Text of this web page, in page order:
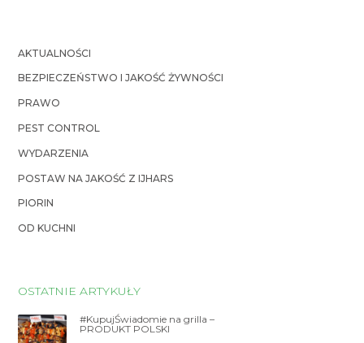
AKTUALNOŚCI
BEZPIECZEŃSTWO I JAKOŚĆ ŻYWNOŚCI
PRAWO
PEST CONTROL
WYDARZENIA
POSTAW NA JAKOŚĆ Z IJHARS
PIORIN
OD KUCHNI
OSTATNIE ARTYKUŁY
#KupujŚwiadomie na grilla –
PRODUKT POLSKI